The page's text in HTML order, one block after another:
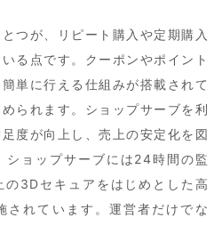
つが、リピート購入や定期購入
る点です。クーポンやポイント
単に行える仕組みが搭載されて
られます。ショップサーブを利
度が向上し、売上の安定化を図
ショップサーブには24時間の監
3Dセキュアをはじめとした高
されています。運営者だけでな